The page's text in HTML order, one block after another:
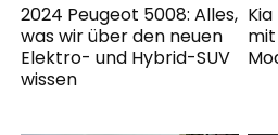
2024 Peugeot 5008: Alles,
was wir über den neuen
Elektro- und Hybrid-SUV
wissen